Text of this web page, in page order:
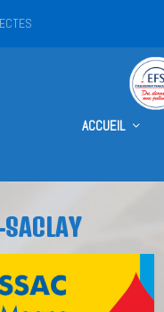
ACCUEIL